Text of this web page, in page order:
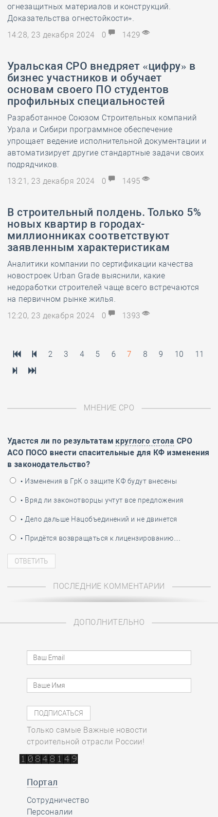
огнезащитных материалов и конструкций.
Доказательства огнестойкости».
14:28, 23 декабря 2024
0 1429
Уральская СРО внедряет «цифру» в
бизнес участников и обучает
основам своего ПО студентов
профильных специальностей
Разработанное Союзом Строительных компаний
Урала и Сибири программное обеспечение
упрощает ведение исполнительной документации и
автоматизирует другие стандартные задачи своих
подрядчиков.
13:21, 23 декабря 2024
0 1495
В строительный полдень. Только 5%
новых квартир в городах-
миллионниках соответствуют
заявленным характеристикам
Аналитики компании по сертификации качества
новостроек Urban Grade выяснили, какие
недоработки строителей чаще всего встречаются
на первичном рынке жилья.
12:20, 23 декабря 2024
0 1393
2 3 4 5 6 7 8 9 10 11
МНЕНИЕ СРО
Удастся ли по результатам круглого стола СРО
АСО ПОСО внести спасительные для КФ изменения
в законодательство?
• Изменения в ГрК о защите КФ будут внесены
• Вряд ли законотворцы учтут все предложения
• Дело дальше Нацобъединений и не двинется
• Придётся возвращаться к лицензированию…
ПОСЛЕДНИЕ КОММЕНТАРИИ
ДОПОЛНИТЕЛЬНО
Только самые Важные новости
строительной отрасли России!
Портал
Сотрудничество
Персоналии